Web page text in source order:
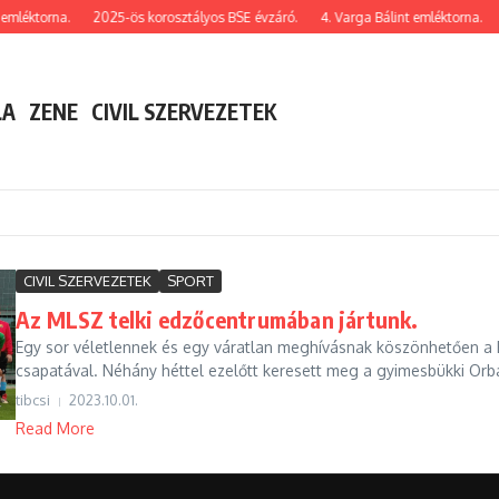
2025-ös korosztályos BSE évzáró. 4. Varga Bálint emléktorna.
ZENE CIVIL SZERVEZETEK
CIVIL SZERVEZETEK SPORT
Az MLSZ telki edzőcentrumában jártunk.
Egy sor véletlennek és egy váratlan meghívásnak köszönhetően a
csapatával. Néhány héttel ezelőtt keresett meg a gyimesbükki
tibcsi 2023.10.01.
Read More